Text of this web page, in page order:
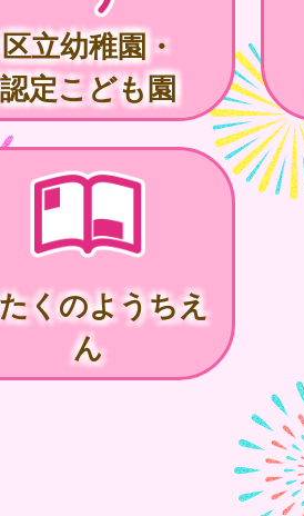
区立幼稚園・
認定こども園
くのようちえ
ん